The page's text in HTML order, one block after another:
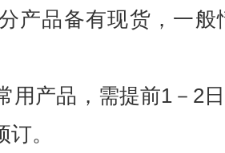
产品备有现货，一
用产品，需提前1 － 2
订。